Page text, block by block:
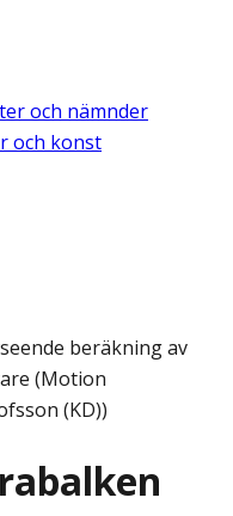
och nämnder
och konst
beräkning av
(Motion
(KD))